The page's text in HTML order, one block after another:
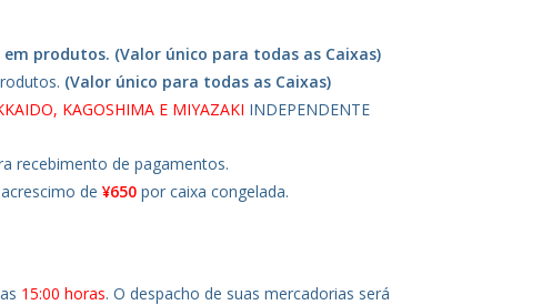
em produtos. (Valor único para todas as Caixas)
(Valor único para todas as Caixas)
KAGOSHIMA E MIYAZAKI INDEPENDENTE
recebimento de pagamentos.
de ¥650 por caixa congelada.
15:00 horas. O despacho de suas mercadorias será